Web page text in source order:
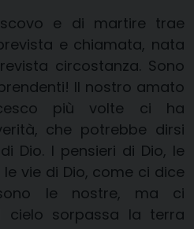
e di martire trae
e chiamata, nata
circostanza. Sono
Il nostro amato
più volte ci ha
che potrebbe dirsi
Dio. I pensieri di Dio, le
vie di Dio, come ci dice
le nostre, ma ci
cielo sorpassa la terra